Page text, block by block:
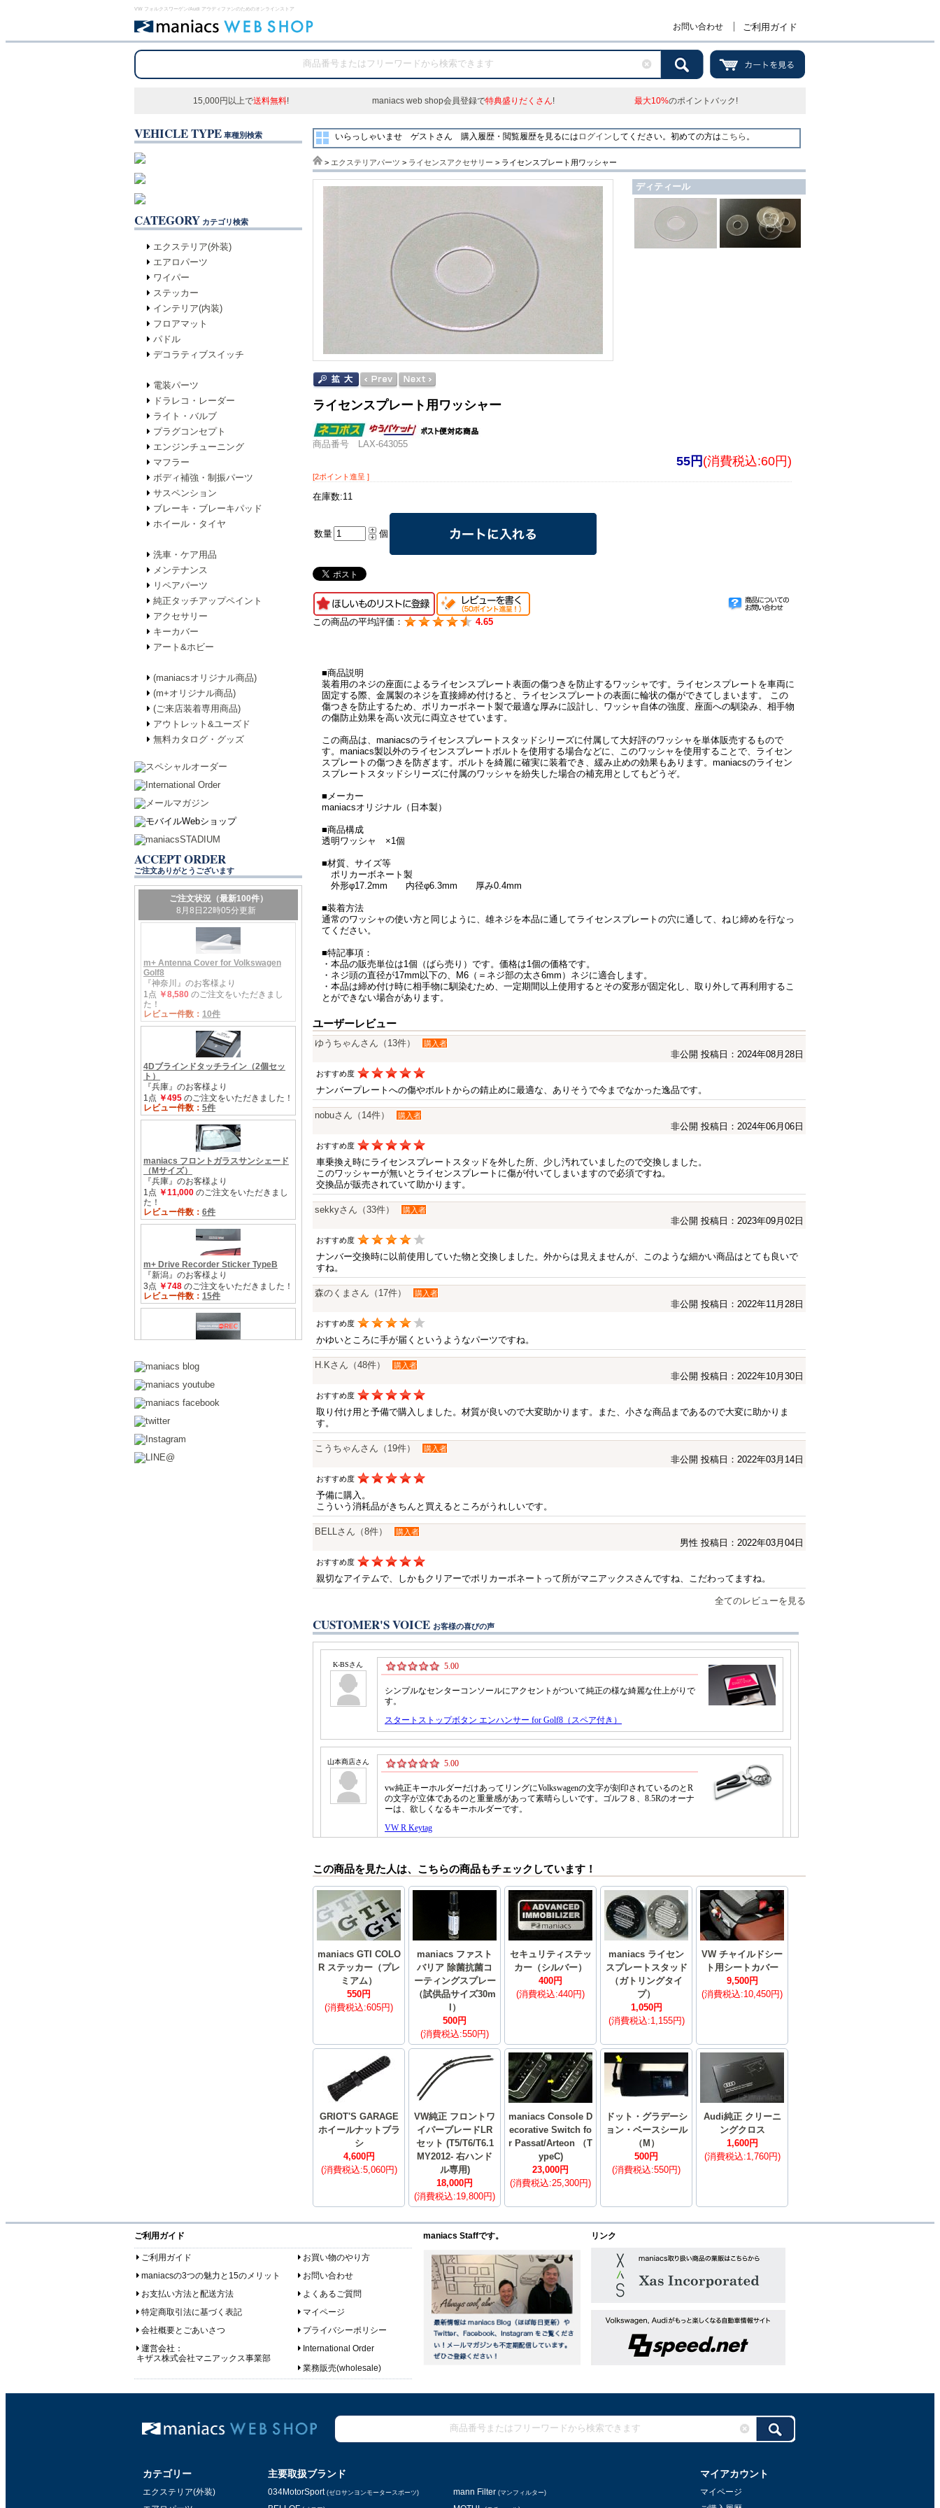
VW フォルクスワーゲン/Audi アウディファンのためのオンラインストア
お問い合わせ ご利用ガイド
15,000円以上で送料無料! maniacs web shop会員登録で特典盛りだくさん! 最大10%のポイントバック!
VEHICLE TYPE 車種別検索
CATEGORY カテゴリ検索
エクステリア(外装)
エアロパーツ
ワイパー
ステッカー
インテリア(内装)
フロアマット
パドル
デコラティブスイッチ
電装パーツ
ドラレコ・レーダー
ライト・バルブ
プラグコンセプト
エンジンチューニング
マフラー
ボディ補強・制振パーツ
サスペンション
ブレーキ・ブレーキパッド
ホイール・タイヤ
洗車・ケア用品
メンテナンス
リペアパーツ
純正タッチアップペイント
アクセサリー
キーカバー
アート&ホビー
(maniacsオリジナル商品)
(m+オリジナル商品)
(ご来店装着専用商品)
アウトレット&ユーズド
無料カタログ・グッズ
ACCEPT ORDER
ご注文ありがとうございます
いらっしゃいませ ゲストさん 購入履歴・閲覧履歴を見るには ログイン してください。初めての方はこちら 。
> エクステリアパーツ > ライセンスアクセサリー > ライセンスプレート用ワッシャー
ライセンスプレート用ワッシャー
商品番号 LAX-643055
55円 (消費税込:60円)
[2ポイント進呈 ]
在庫数:11
数量 個
この商品の平均評価： 4.65
ディティール
■商品説明
装着用のネジの座面によるライセンスプレート表面の傷つきを防止するワッシャです。ライセンスプレートを車両に
固定する際、金属製のネジを直接締め付けると、ライセンスプレートの表面に輪状の傷ができてしまいます。 この
傷つきを防止するため、ポリカーボネート製で最適な厚みに設計し、ワッシャ自体の強度、座面への馴染み、相手物
の傷防止効果を高い次元に両立させています。
この商品は、maniacsのライセンスプレートスタッドシリーズに付属して大好評のワッシャを単体販売するもので
す。maniacs製以外のライセンスプレートボルトを使用する場合などに、このワッシャを使用することで、ライセン
スプレートの傷つきを防ぎます。ボルトを綺麗に確実に装着でき、緩み止めの効果もあります。maniacsのライセン
スプレートスタッドシリーズに付属のワッシャを紛失した場合の補充用としてもどうぞ。
■メーカー
maniacsオリジナル（日本製）
■商品構成
透明ワッシャ ×1個
■材質、サイズ等
ポリカーボネート製
外形φ17.2mm 内径φ6.3mm 厚み0.4mm
■装着方法
通常のワッシャの使い方と同じように、雄ネジを本品に通してライセンスプレートの穴に通して、ねじ締めを行なっ
てください。
■特記事項：
・本品の販売単位は1個（ばら売り）です。価格は1個の価格です。
・ネジ頭の直径が17mm以下の、M6（＝ネジ部の太さ6mm）ネジに適合します。
・本品は締め付け時に相手物に馴染むため、一定期間以上使用するとその変形が固定化し、取り外して再利用するこ
とができない場合があります。
ユーザーレビュー
ゆうちゃんさん（13件） 購入者
非公開 投稿日：2024年08月28日
おすすめ度
ナンバープレートへの傷やボルトからの錆止めに最適な、ありそうで今までなかった逸品です。
nobuさん（14件） 購入者
非公開 投稿日：2024年06月06日
おすすめ度
車乗換え時にライセンスプレートスタッドを外した所、少し汚れていましたので交換しました。
このワッシャーが無いとライセンスプレートに傷が付いてしまいますので必須ですね。
交換品が販売されていて助かります。
sekkyさん（33件） 購入者
非公開 投稿日：2023年09月02日
おすすめ度
ナンバー交換時に以前使用していた物と交換しました。外からは見えませんが、このような細かい商品はとても良いで
すね。
森のくまさん（17件） 購入者
非公開 投稿日：2022年11月28日
おすすめ度
かゆいところに手が届くというようなパーツですね。
H.Kさん（48件） 購入者
非公開 投稿日：2022年10月30日
おすすめ度
取り付け用と予備で購入しました。材質が良いので大変助かります。また、小さな商品まであるので大変に助かりま
す。
こうちゃんさん（19件） 購入者
非公開 投稿日：2022年03月14日
おすすめ度
予備に購入。
こういう消耗品がきちんと買えるところがうれしいです。
BELLさん（8件） 購入者
男性 投稿日：2022年03月04日
おすすめ度
親切なアイテムで、しかもクリアーでポリカーボネートって所がマニアックスさんですね、こだわってますね。
全てのレビューを見る
CUSTOMER'S VOICE お客様の喜びの声
この商品を見た人は、こちらの商品もチェックしています！
maniacs GTI COLO
R ステッカー（プレ
ミアム）
550円
(消費税込:605円)
maniacs ファスト
バリア 除菌抗菌コ
ーティングスプレー
（試供品サイズ30m
l）
500円
(消費税込:550円)
セキュリティステッ
カー（シルバー）
400円
(消費税込:440円)
maniacs ライセン
スプレートスタッド
（ガトリングタイ
プ）
1,050円
(消費税込:1,155円)
VW チャイルドシー
ト用シートカバー
9,500円
(消費税込:10,450円)
GRIOT'S GARAGE
ホイールナットブラ
シ
4,600円
(消費税込:5,060円)
VW純正 フロントワ
イパーブレードLR
セット (T5/T6/T6.1
MY2012- 右ハンド
ル専用)
18,000円
(消費税込:19,800円)
maniacs Console D
ecorative Switch fo
r Passat/Arteon （T
ypeC)
23,000円
(消費税込:25,300円)
ドット・グラデーシ
ョン・ベースシール
（M）
500円
(消費税込:550円)
Audi純正 クリーニ
ングクロス
1,600円
(消費税込:1,760円)
ご利用ガイド
ご利用ガイド
お買い物のやり方
maniacsの3つの魅力と15のメリット
お問い合わせ
お支払い方法と配送方法
よくあるご質問
特定商取引法に基づく表記
マイページ
会社概要とごあいさつ
プライバシーポリシー
運営会社：
キザス株式会社マニアックス事業部
International Order
業務販売(wholesale)
maniacs Staffです。 リンク
カテゴリー
エクステリア(外装)
主要取扱ブランド
034MotorSport (ゼロサンヨンモータースポーツ) mann Filter (マンフィルター)
マイアカウント
マイページ